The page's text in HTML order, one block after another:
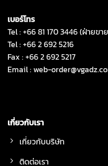
เบอร์โทร
Tel : +66 81 170 3446 (ฝ่ายข
Tel : +66 2 692 5216
Fax : +66 2 692 5217
Email :web-
เกี่ยวกับเรา
เกี่ยวกับบริษัท
ติดต่อเรา